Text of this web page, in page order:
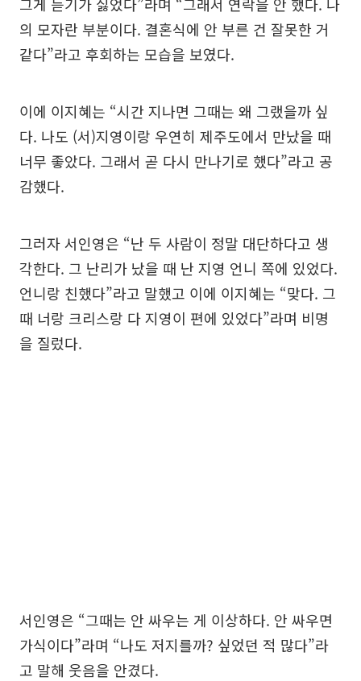
의 모자란 부분이다. 결혼식에 안 부른 건 잘못한 거
같다”라고 후회하는 모습을 보였다.
이에 이지혜는 “시간 지나면 그때는 왜 그랬을까 싶
다. 나도 (서)지영이랑 우연히 제주도에서 만났을 때
너무 좋았다. 그래서 곧 다시 만나기로 했다”라고 공
감했다.
그러자 서인영은 “난 두 사람이 정말 대단하다고 생
각한다. 그 난리가 났을 때 난 지영 언니 쪽에 있었다.
언니랑 친했다”라고 말했고 이에 이지혜는 “맞다. 그
때 너랑 크리스랑 다 지영이 편에 있었다”라며 비명
을 질렀다.
서인영은 “그때는 안 싸우는 게 이상하다. 안 싸우면
가식이다”라며 “나도 저지를까? 싶었던 적 많다”라
고 말해 웃음을 안겼다.